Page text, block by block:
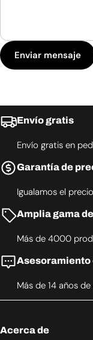
Enviar mensaje
Envío gratis
Envío gratis en
Garantía de
Igualamos el
Amplia gama
Más de 4000
Asesoramiento
Más de 14 años
Acerca de